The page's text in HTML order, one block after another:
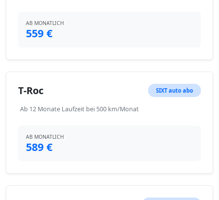
AB MONATLICH
559 €
T-Roc SIXT auto abo
Ab 12 Monate Laufzeit bei 500 km/Monat
AB MONATLICH
589 €